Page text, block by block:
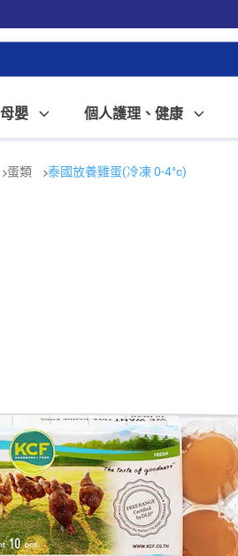
母嬰 個人護理、健康
蛋類 泰國放養雞蛋(冷凍 0-4°c)